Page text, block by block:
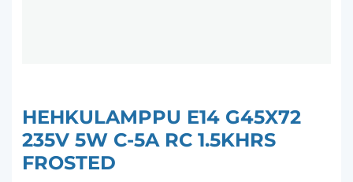
HEHKULAMPPU E14 G45X72
235V 5W C-5A RC 1.5KHRS
FROSTED